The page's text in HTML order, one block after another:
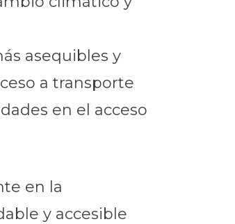
asequibles y
a transporte
en el acceso
en la
y accesible